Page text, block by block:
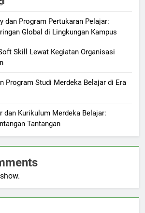
dan Program Pertukaran Pelajar:
Global di Lingkungan Kampus
Skill Lewat Kegiatan Organisasi
Program Studi Merdeka Belajar di Era
dan Kurikulum Merdeka Belajar:
Tantangan